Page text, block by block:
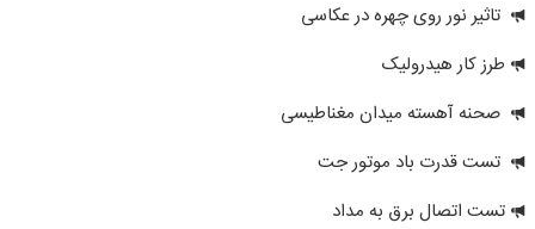
تاثیر نور روی چهره در عکاسی
طرز کار هیدرولیک
صحنه آهسته میدان مغناطیسی
تست قدرت باد موتور جت
تست اتصال برق به مداد